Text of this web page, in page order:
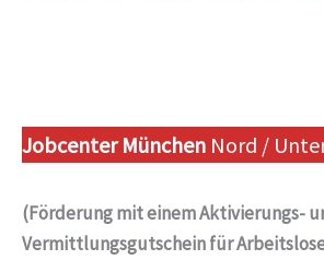
Jobcenter München Nord /
(Förderung mit einem Aktivierungs-
Vermittlungsgutschein für Arbeitslose